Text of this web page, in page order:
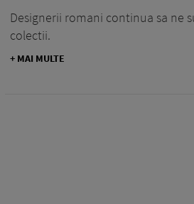
Designerii romani continua sa ne
colectii.
+ MAI MULTE